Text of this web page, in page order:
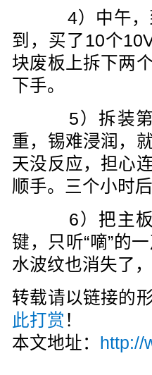
4）中午，
到，买了10个
块废板上拆下两
下手。
5）拆装第
重，锡难浸润，
天没反应，担心
顺手。三个小时
6）把主板
键，只听“嘀”的
水波纹也消失了
转载请以链接的
此打赏 ！
本文地址：
http://